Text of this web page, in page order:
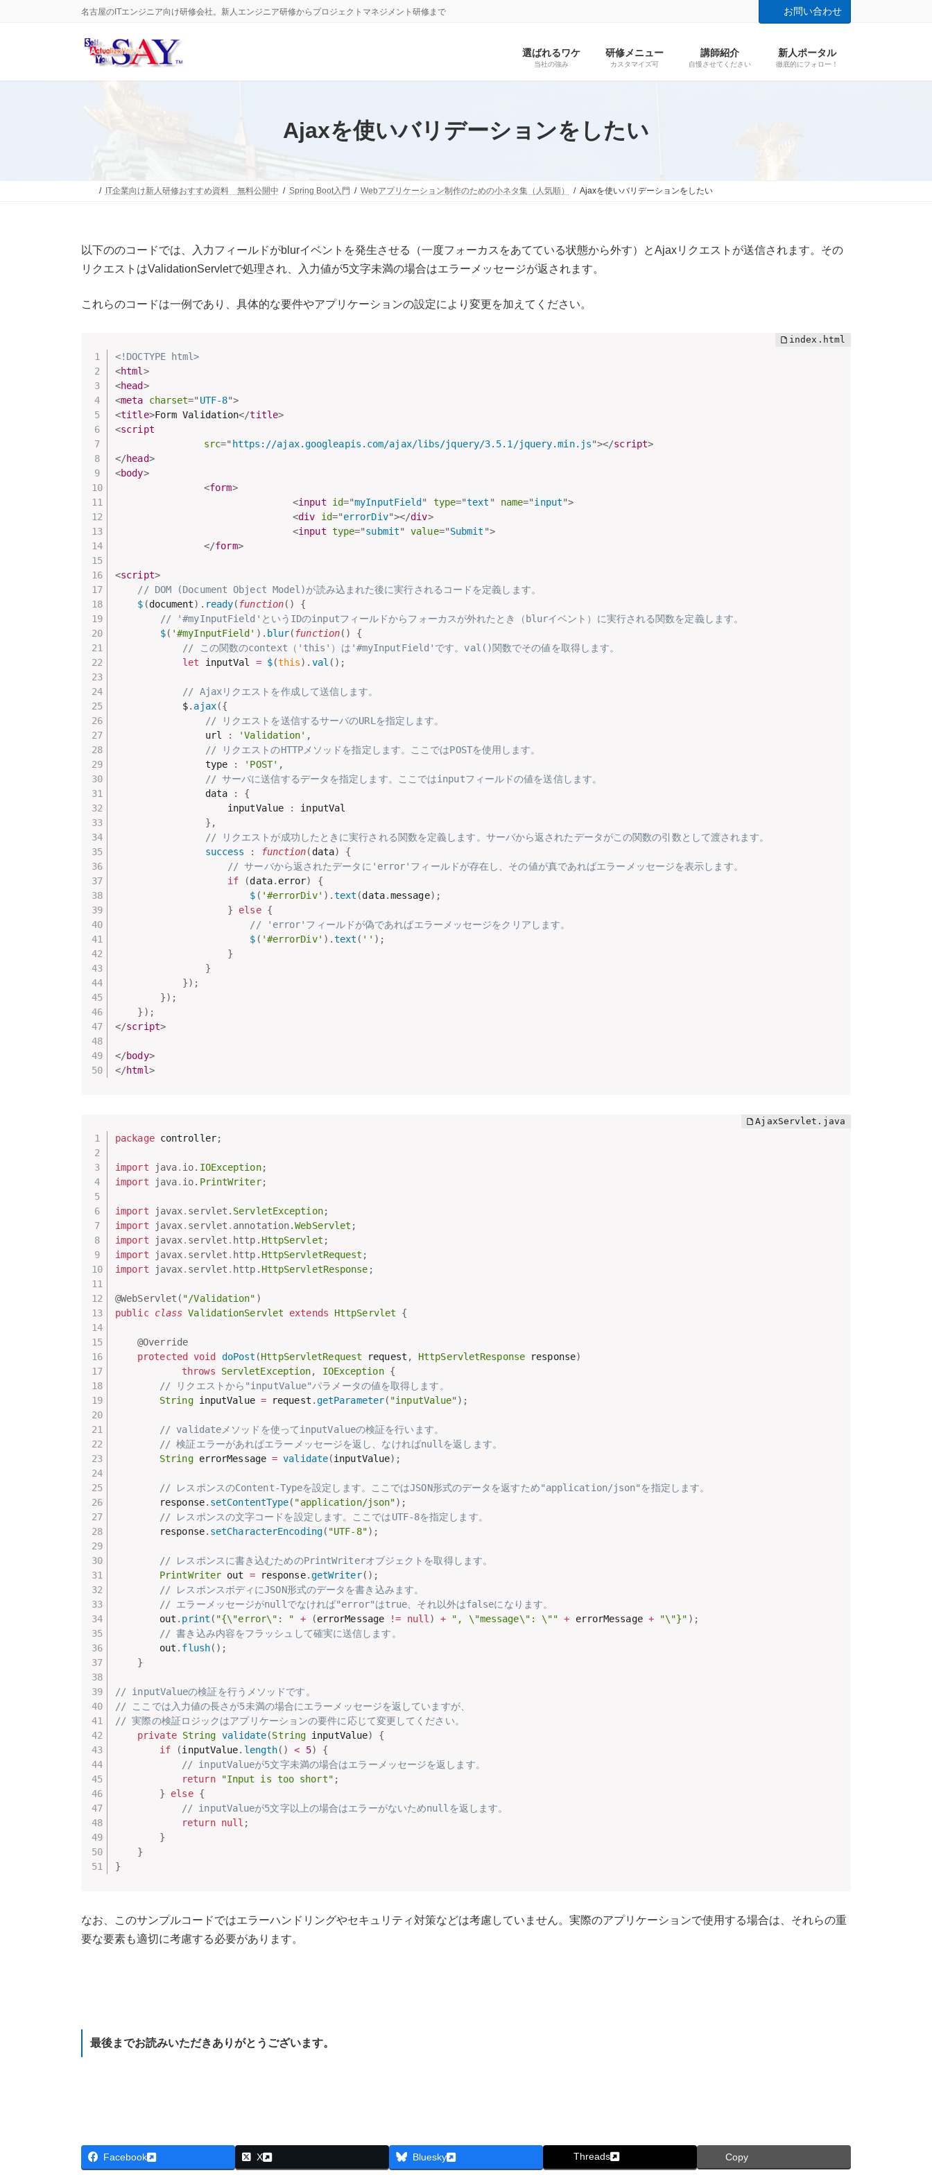
へ
ョ
名古屋のITエンジニア向け研修会社。新人エンジニア研修からプロジェクトマネジメント研修まで お問い合わせ
選ばれるワケ
当社の強み
研修メニュー
カスタマイズ可
講師紹介
自慢させてください
新人ポータル
徹底的にフォロー！
Ajaxを使いバリデーションをしたい
IT企業向け新人研修おすすめ資料 無料公開中 Spring Boot入門 Webアプリケーション制作のための小ネタ集（人気順） Ajaxを使いバリデーションをしたい
以下ののコードでは、入力フィールドがblurイベントを発生させる（一度フォーカスをあてている状態から外す）とAjaxリクエストが送信されます。その
リクエストはValidationServletで処理され、入力値が5文字未満の場合はエラーメッセージが返されます。
これらのコードは一例であり、具体的な要件やアプリケーションの設定により変更を加えてください。
<!DOCTYPE html>
<html >
<head>
<meta charset="UTF-8">
<title>Form Validation</title>
<script
src=" https://ajax.googleapis.com/ajax/libs/jquery/3.5.1/jquery.min.js"></script>
</head>
<body>
<form>
<input id="myInputField " type="text " name="input">
<div id="errorDiv"></div>
<input type="submit" value="Submit ">
</form>
<script>
// DOM (Document Object Model)が読み込まれた後に実行されるコードを定義します。
$ (document) . ready( function( )
{
// '#myInputField'というIDのinputフィールドからフォーカスが外れたとき（blurイベント）に実行される関数を定義します。
$( '#myInputField' ) . blur( function( )
{
// この関数のcontext（'this'）は'#myInputField'です。val()関数でその値を取得します。
let inputVal = $(this) . val ( ) ;
// Ajaxリクエストを作成して送信します。
            $
. ajax({
// リクエストを送信するサーバのURLを指定します。
                url
: 'Validation' ,
// リクエストのHTTPメソッドを指定します。ここではPOSTを使用します。
                type
: 'POST' ,
// サーバに送信するデータを指定します。ここではinputフィールドの値を送信します。
                data
:
{
                    inputValue
:
inputVal
} ,
// リクエストが成功したときに実行される関数を定義します。サーバから返されたデータがこの関数の引数として渡されます。
success
: function( data)
{
// サーバから返されたデータに'error'フィールドが存在し、その値が真であればエラーメッセージを表示します。
if
(data. error)
{
$ ( '#errorDiv' ) .text (data.message) ;
}
else {
// 'error'フィールドが偽であればエラーメッセージをクリアします。
$ ( '#errorDiv' ) .text ( '' ) ;
}
}
}) ;
}) ;
} ) ;
</script>
</body>
</html>
package controller;
import java. io. IOException;
import
java. io. PrintWriter;
import javax. servlet . ServletException;
import
javax. servlet . annotation.WebServlet ;
import
javax. servlet . http . HttpServlet ;
import
javax. servlet . http . HttpServletRequest ;
import
javax. servlet . http . HttpServletResponse ;
@WebServlet ( "/Validation" )
public class ValidationServlet extends HttpServlet {
@Override
protected
void doPost (HttpServletRequest request , HttpServletResponse response)
throws
ServletException, IOException {
// リクエストから"inputValue"パラメータの値を取得します。
String inputValue = request .getParameter( "inputValue") ;
// validateメソッドを使ってinputValueの検証を行います。
// 検証エラーがあればエラーメッセージを返し、なければnullを返します。
String errorMessage = validate(inputValue) ;
// レスポンスのContent-Typeを設定します。ここではJSON形式のデータを返すため"application/json"を指定します。
		response
. setContentType( "application/json") ;
// レスポンスの文字コードを設定します。ここではUTF-8を指定します。
		response
. setCharacterEncoding( "UTF-8") ;
// レスポンスに書き込むためのPrintWriterオブジェクトを取得します。
PrintWriter out = response.getWriter( ) ;
// レスポンスボディにJSON形式のデータを書き込みます。
// エラーメッセージがnullでなければ"error"はtrue、それ以外はfalseになります。
		out
. print ( "{\"error\": " + (errorMessage != null ) + ", \"message\": \"" + errorMessage + "\"}" ) ;
// 書き込み内容をフラッシュして確実に送信します。
		out
. flush( ) ;
}
// inputValueの検証を行うメソッドです。
// ここでは入力値の長さが5未満の場合にエラーメッセージを返していますが、
// 実際の検証ロジックはアプリケーションの要件に応じて変更してください。
private String validate(String inputValue)
{
if
(inputValue. length( ) < 5)
{
// inputValueが5文字未満の場合はエラーメッセージを返します。
return
"Input is too short" ;
}
else {
// inputValueが5文字以上の場合はエラーがないためnullを返します。
return null ;
}
}
}
なお、このサンプルコードではエラーハンドリングやセキュリティ対策などは考慮していません。実際のアプリケーションで使用する場合は、それらの重
要な要素も適切に考慮する必要があります。
最後までお読みいただきありがとうございます。
Facebook X Bluesky Threads Copy